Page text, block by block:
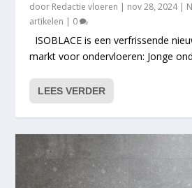
door Redactie vloeren | nov 28, 2024|
artikelen | 0
ISOBLACE is een verfrissende
markt voor ondervloeren: Jonge
LEES VERDER